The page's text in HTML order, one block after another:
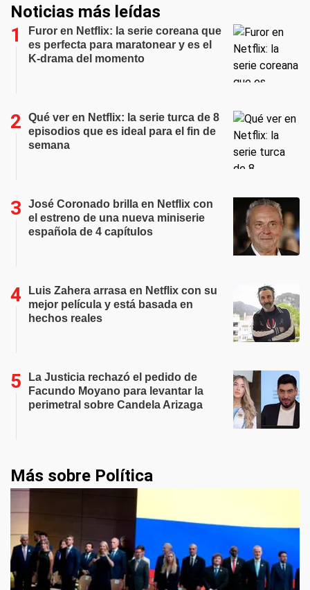
Noticias más leídas
Furor en Netflix: la serie coreana que
es perfecta para maratonear y es el
K-drama del momento
Qué ver en Netflix: la serie turca de 8
episodios que es ideal para el fin de
semana
José Coronado brilla en Netflix con
el estreno de una nueva miniserie
española de 4 capítulos
Luis Zahera arrasa en Netflix con su
mejor película y está basada en
hechos reales
La Justicia rechazó el pedido de
Facundo Moyano para levantar la
perimetral sobre Candela Arizaga
Más sobre Política